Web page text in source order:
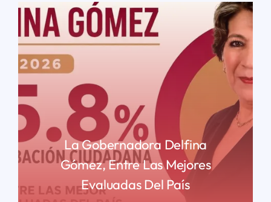
La Gobernadora Delfina
Gómez, Entre Las Mejores
Evaluadas Del País